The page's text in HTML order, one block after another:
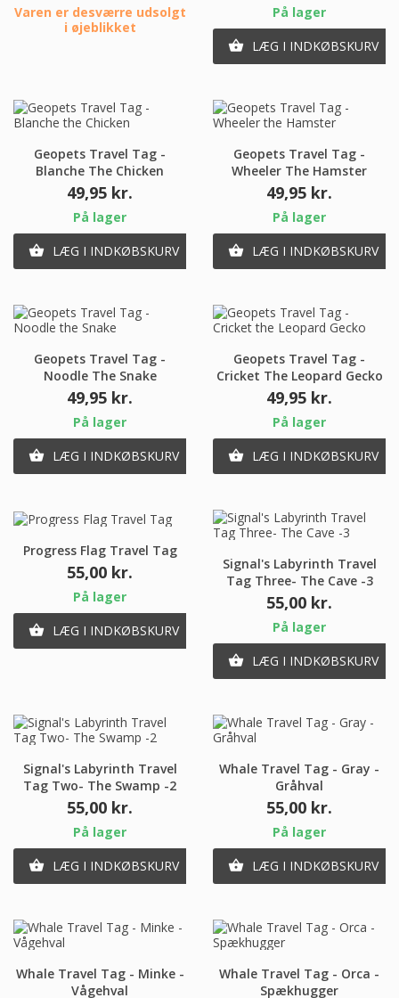
Varen er desværre udsolgt
i øjeblikket
På lager
 LÆG I INDKØBSKURV
Geopets Travel Tag -
Blanche The Chicken
Pris
49,95 kr.
På lager
 LÆG I INDKØBSKURV
Geopets Travel Tag -
Wheeler The Hamster
Pris
49,95 kr.
På lager
 LÆG I INDKØBSKURV
Geopets Travel Tag -
Noodle The Snake
Pris
49,95 kr.
På lager
 LÆG I INDKØBSKURV
Geopets Travel Tag -
Cricket The Leopard Gecko
Pris
49,95 kr.
På lager
 LÆG I INDKØBSKURV
Progress Flag Travel Tag
Pris
55,00 kr.
På lager
 LÆG I INDKØBSKURV
Signal's Labyrinth Travel
Tag Three- The Cave -3
Pris
55,00 kr.
På lager
 LÆG I INDKØBSKURV
Signal's Labyrinth Travel
Tag Two- The Swamp -2
Pris
55,00 kr.
På lager
 LÆG I INDKØBSKURV
Whale Travel Tag - Gray -
Gråhval
Pris
55,00 kr.
På lager
 LÆG I INDKØBSKURV
Whale Travel Tag - Minke -
Vågehval
Whale Travel Tag - Orca -
Spækhugger